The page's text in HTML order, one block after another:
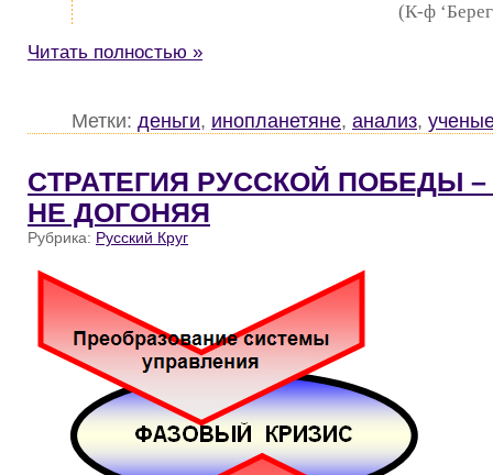
(К-ф
Читать полностью »
Метки: деньги, инопланетяне, анализ,
CТРАТЕГИЯ РУССКОЙ ПОБЕДЫ
НЕ ДОГОНЯЯ
Рубрика: Русский Круг